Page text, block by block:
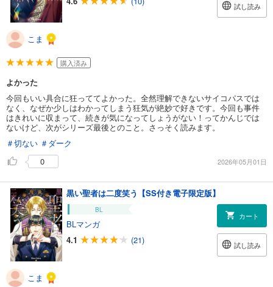
試し読み
こま
購入済み
よかった
今回もいい具合に狂っててよかった。全然理解できないサイコパスでは
なく、なぜか少しはわかってしまう狂気が絶妙で好きです。今回も事件
はきれいに収まって、続きが気になってしょうがない！ってかんじでは
ないけど、次がシリーズ最後とのこと。さっそく読みます。
＃切ない ＃ダーク
0
2026年05月01日
黒い聖者は二度笑う【SS付き電子限定版】
BL
BLマンガ
4.1
(21)
カート
試し読み
こま